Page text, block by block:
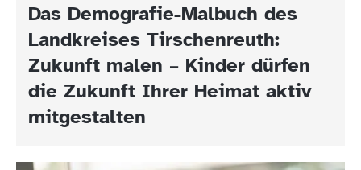
Das Demografie-Malbuch des
Landkreises Tirschenreuth:
Zukunft malen – Kinder dürfen
die Zukunft Ihrer Heimat aktiv
mitgestalten